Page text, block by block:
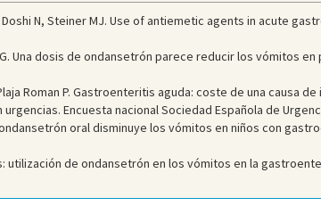
Doshi N, Steiner MJ. Use of antiemetic agents in acute
Una dosis de ondansetrón parece reducir los vómitos
Roman P. Gastroenteritis aguda: coste de una causa
Encuesta nacional Sociedad Española de
oral disminuye los vómitos en niños con
utilización de ondansetrón en los vómitos en la